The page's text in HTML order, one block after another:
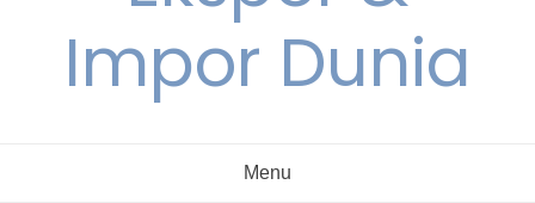
Impor Dunia
Menu